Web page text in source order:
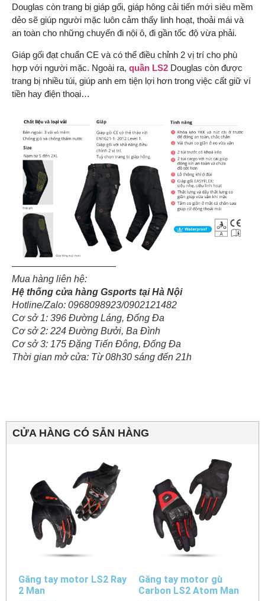
Douglas còn trang bị giáp gối, giáp hông cải tiến mới siêu mềm
dẻo sẽ giúp người mặc luôn cảm thấy linh hoạt, thoải mái và
an toàn cho những chuyến đi nội ô, đi gần tốc độ vừa phải.
Giáp gối đạt chuẩn CE và có thể điều chỉnh 2 vị trí cho phù
hợp với người mặc. Ngoài ra, quần LS2 Douglas còn được
trang bị nhiều túi, giúp anh em tiện lợi hơn trong việc cất giữ ví
tiền hay điện thoại…
———————————
Mua hàng liên hệ:
Hệ thống cửa hàng Gsports tại Hà Nội
Hotline/Zalo: 0968098923/0902121482
Cơ sở 1: 396 Đường Láng, Đống Đa
Cơ sở 2: 224 Đường Bưởi, Ba Đình
Cơ sở 3: 175 Đặng Tiến Đông, Đống Đa
Thời gian mở cửa: Từ 08h30 sáng đến 21h
CỬA HÀNG CÓ SẴN HÀNG
Găng tay motor LS2 Ray
2 Man
Găng tay motor gù
Carbon LS2 Atom Man